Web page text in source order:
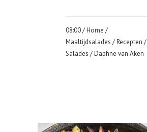
08:00 /Home /
Maaltijdsalades /Recepten /
Salades / Daphne van Aken